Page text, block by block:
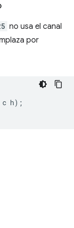
no usa el canal
por
c h);